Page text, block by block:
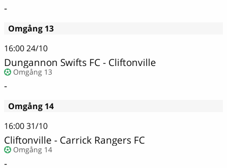
-
Omgång 13
16:0024/10
Dungannon Swifts FC - Cliftonville
Omgång 13
-
Omgång 14
16:0031/10
Cliftonville - Carrick Rangers FC
Omgång 14
-